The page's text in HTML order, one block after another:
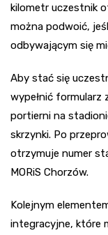
kilometr uczestnik
można podwoić,
odbywającym się
Aby stać się
wypełnić
portierni na
skrzynki. Po
otrzymuje numer
MORiS Chorzów.
Kolejnym
integracyjne, które